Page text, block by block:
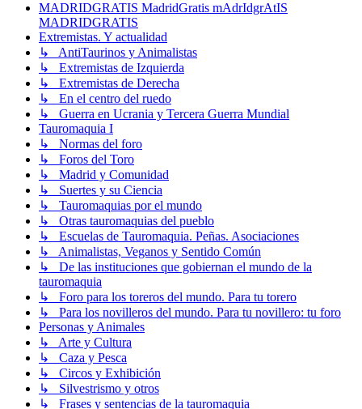
MADRIDGRATIS MadridGratis mAdrIdgrAtIS
MADRIDGRATIS
Extremistas. Y actualidad
↳ AntiTaurinos y Animalistas
↳ Extremistas de Izquierda
↳ Extremistas de Derecha
↳ En el centro del ruedo
↳ Guerra en Ucrania y Tercera Guerra Mundial
Tauromaquia I
↳ Normas del foro
↳ Foros del Toro
↳ Madrid y Comunidad
↳ Suertes y su Ciencia
↳ Tauromaquias por el mundo
↳ Otras tauromaquias del pueblo
↳ Escuelas de Tauromaquia. Peñas. Asociaciones
↳ Animalistas, Veganos y Sentido Común
↳ De las instituciones que gobiernan el mundo de la
tauromaquia
↳ Foro para los toreros del mundo. Para tu torero
↳ Para los novilleros del mundo. Para tu novillero: tu foro
Personas y Animales
↳ Arte y Cultura
↳ Caza y Pesca
↳ Circos y Exhibición
↳ Silvestrismo y otros
↳ Frases y sentencias de la tauromaquia